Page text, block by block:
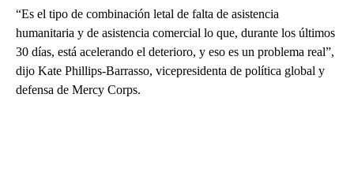
“Es el tipo de combinación letal de falta de asistencia
humanitaria y de asistencia comercial lo que, durante los últimos
30 días, está acelerando el deterioro, y eso es un problema real”,
dijo Kate Phillips-Barrasso, vicepresidenta de política global y
defensa de Mercy Corps.